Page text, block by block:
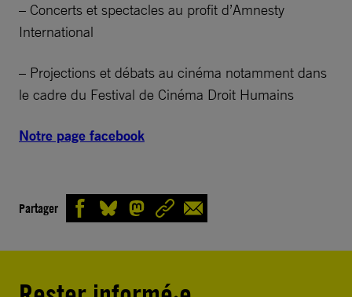
– Concerts et spectacles au profit d’Amnesty
International
– Projections et débats au cinéma notamment dans
le cadre du Festival de Cinéma Droit Humains
Notre page facebook
Partager